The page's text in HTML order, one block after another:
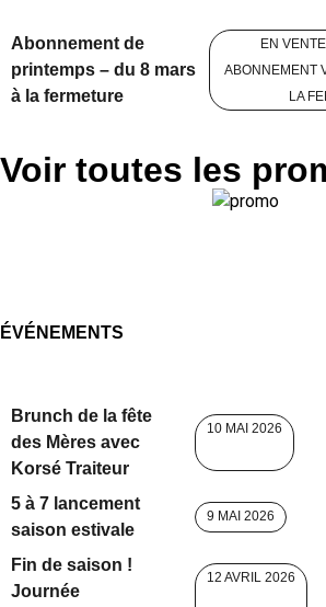
Abonnement de
printemps – du 8 mars
à la fermeture
EN
ABONNEMENT
LA
Voir toutes les
ÉVÉNEMENTS
Brunch de la fête
des Mères avec
Korsé Traiteur
10 MAI 2026
5 à 7 lancement
saison estivale
9 MAI 2026
Fin de saison !
Journée
12 AVRIL 2026